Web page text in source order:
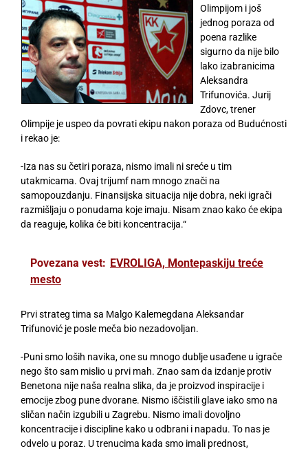
Olimpijom i još
jednog poraza od
poena razlike
sigurno da nije bilo
lako izabranicima
Aleksandra
Trifunovića. Jurij
Zdovc, trener
Olimpije je uspeo da povrati ekipu nakon poraza od Budućnosti
i rekao je:
-Iza nas su četiri poraza, nismo imali ni sreće u tim
utakmicama. Ovaj trijumf nam mnogo znači na
samopouzdanju. Finansijska situacija nije dobra, neki igrači
razmišljaju o ponudama koje imaju. Nisam znao kako će ekipa
da reaguje, kolika će biti koncentracija.“
Povezana vest: EVROLIGA, Montepaskiju treće
mesto
Prvi strateg tima sa Malgo Kalemegdana Aleksandar
Trifunović je posle meča bio nezadovoljan.
-Puni smo loših navika, one su mnogo dublje usađene u igrače
nego što sam mislio u prvi mah. Znao sam da izdanje protiv
Benetona nije naša realna slika, da je proizvod inspiracije i
emocije zbog pune dvorane. Nismo iščistili glave iako smo na
sličan način izgubili u Zagrebu. Nismo imali dovoljno
koncentracije i discipline kako u odbrani i napadu. To nas je
odvelo u poraz. U trenucima kada smo imali prednost,